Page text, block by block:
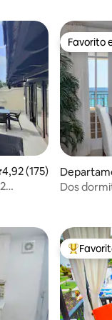
promedio:
4,92 (175)
Favorito
Favorito
Dos
Favorito